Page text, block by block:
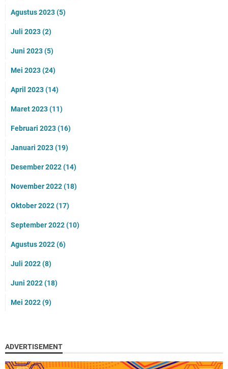
Agustus 2023(5)
Juli 2023(2)
Juni 2023(5)
Mei 2023(24)
April 2023(14)
Maret 2023(11)
Februari 2023(16)
Januari 2023(19)
Desember 2022(14)
November 2022(18)
Oktober 2022(17)
September 2022(10)
Agustus 2022(6)
Juli 2022(8)
Juni 2022(18)
Mei 2022(9)
ADVERTISEMENT